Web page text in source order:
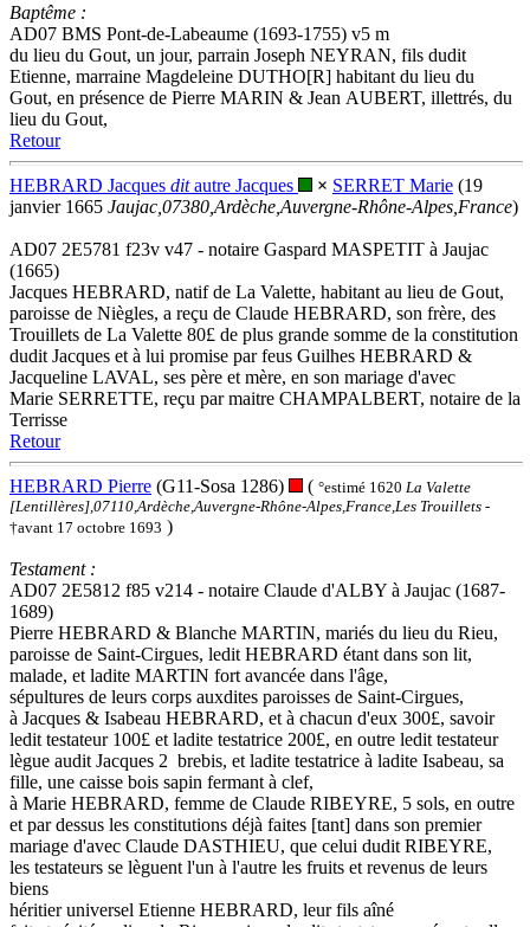
Baptême :
AD07 BMS Pont-de-Labeaume (1693-1755) v5 m
du lieu du Gout, un jour, parrain Joseph NEYRAN, fils dudit
Etienne, marraine Magdeleine DUTHO[R] habitant du lieu du
Gout, en présence de Pierre MARIN & Jean AUBERT, illettrés, du
lieu du Gout,
Retour
HEBRARD Jacques ditautre Jacques × SERRET Marie (19
janvier 1665 Jaujac,07380,Ardèche,Auvergne-Rhône-Alpes,France)
AD07 2E5781 f23v v47 - notaire Gaspard MASPETIT à Jaujac
(1665)
Jacques HEBRARD, natif de La Valette, habitant au lieu de Gout,
paroisse de Niègles, a reçu de Claude HEBRARD, son frère, des
Trouillets de La Valette 80£ de plus grande somme de la constitution
dudit Jacques et à lui promise par feus Guilhes HEBRARD &
Jacqueline LAVAL, ses père et mère, en son mariage d'avec
Marie SERRETTE, reçu par maitre CHAMPALBERT, notaire de la
Terrisse
Retour
HEBRARD Pierre (G11-Sosa 1286) ( °estimé 1620 La Valette
[Lentillères],07110,Ardèche,Auvergne-Rhône-Alpes,France,Les Trouillets -
†avant 17 octobre 1693 )
Testament :
AD07 2E5812 f85 v214 - notaire Claude d'ALBY à Jaujac (1687-
1689)
Pierre HEBRARD & Blanche MARTIN, mariés du lieu du Rieu,
paroisse de Saint-Cirgues, ledit HEBRARD étant dans son lit,
malade, et ladite MARTIN fort avancée dans l'âge,
sépultures de leurs corps auxdites paroisses de Saint-Cirgues,
à Jacques & Isabeau HEBRARD, et à chacun d'eux 300£, savoir
ledit testateur 100£ et ladite testatrice 200£, en outre ledit testateur
lègue audit Jacques 2 brebis, et ladite testatrice à ladite Isabeau, sa
fille, une caisse bois sapin fermant à clef,
à Marie HEBRARD, femme de Claude RIBEYRE, 5 sols, en outre
et par dessus les constitutions déjà faites [tant] dans son premier
mariage d'avec Claude DASTHIEU, que celui dudit RIBEYRE,
les testateurs se lèguent l'un à l'autre les fruits et revenus de leurs
biens
héritier universel Etienne HEBRARD, leur fils aîné